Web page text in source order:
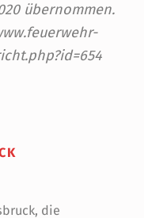
übernommen.
die